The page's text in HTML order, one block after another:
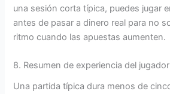
una sesión corta típica, puedes jugar
antes de pasar a dinero real para no
ritmo cuando las apuestas aumenten.
8. Resumen de experiencia del
Una partida típica dura menos de